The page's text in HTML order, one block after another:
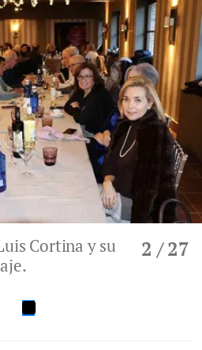
2 / 27
Cortina y su